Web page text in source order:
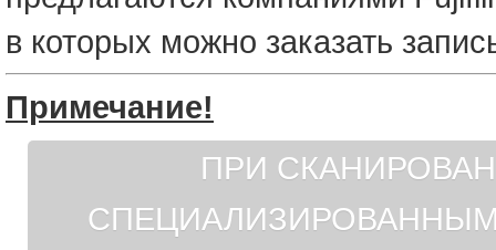
в которых можно заказать
Примечание!
ПРИ